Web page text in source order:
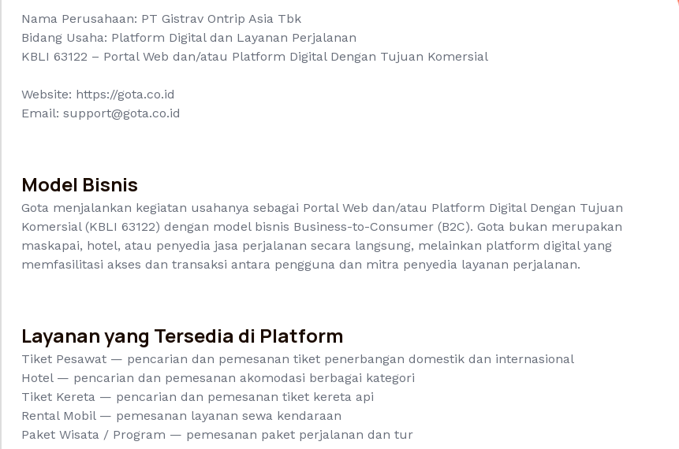
Nama Perusahaan: PT Gistrav Ontrip Asia Tbk
Bidang Usaha: Platform Digital dan Layanan Perjalanan
KBLI 63122 – Portal Web dan/atau Platform Digital Dengan Tujuan Komersial
Website: https://gota.co.id
Email: support@gota.co.id
Model Bisnis
Gota menjalankan kegiatan usahanya sebagai Portal Web dan/atau Platform Digital Dengan Tujuan
Komersial (KBLI 63122) dengan model bisnis Business-to-Consumer (B2C). Gota bukan merupakan
maskapai, hotel, atau penyedia jasa perjalanan secara langsung, melainkan platform digital yang
memfasilitasi akses dan transaksi antara pengguna dan mitra penyedia layanan perjalanan.
Layanan yang Tersedia di Platform
Tiket Pesawat — pencarian dan pemesanan tiket penerbangan domestik dan internasional
Hotel — pencarian dan pemesanan akomodasi berbagai kategori
Tiket Kereta — pencarian dan pemesanan tiket kereta api
Rental Mobil — pemesanan layanan sewa kendaraan
Paket Wisata / Program — pemesanan paket perjalanan dan tur